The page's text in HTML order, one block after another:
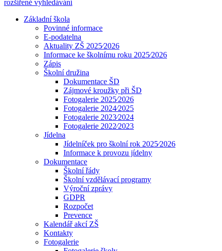
rozšířené vyhledávání
Základní škola
Povinné informace
E-podatelna
Aktuality ZŠ 2025⁄2026
Informace ke školnímu roku 2025⁄2026
Zápis
Školní družina
Dokumentace ŠD
Zájmové kroužky při ŠD
Fotogalerie 2025⁄2026
Fotogalerie 2024⁄2025
Fotogalerie 2023⁄2024
Fotogalerie 2022⁄2023
Jídelna
Jídelníček pro školní rok 2025⁄2026
Informace k provozu jídelny
Dokumentace
Školní řády
Školní vzdělávací programy
Výroční zprávy
GDPR
Rozpočet
Prevence
Kalendář akcí ZŠ
Kontakty
Fotogalerie